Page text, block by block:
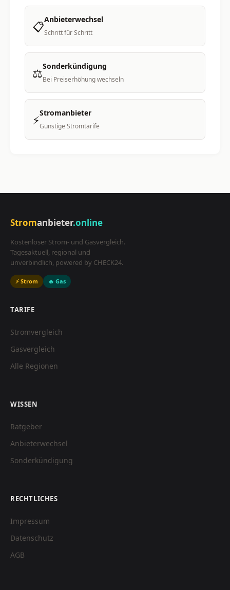
📋Anbieterwechsel
Schritt für Schritt
⚖️Sonderkündigung
Bei Preiserhöhung wechseln
⚡Stromanbieter
Günstige Stromtarife
Stromanbieter.online
Kostenloser Strom- und Gasvergleich.
Tagesaktuell, regional und
unverbindlich, powered by CHECK24.
⚡ Strom 🔥 Gas
TARIFE
Stromvergleich
Gasvergleich
Alle Regionen
WISSEN
Ratgeber
Anbieterwechsel
Sonderkündigung
RECHTLICHES
Impressum
Datenschutz
AGB